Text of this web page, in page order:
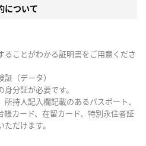
について
ことがわかる証明書をご用意くださ
（データ）
分証が必要です。
持人記入欄記載のあるパスポート、
カード、在留カード、特別永住者証
だけます。